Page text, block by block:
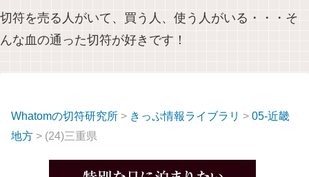
切符を売る人がいて、買う人、使う人がいる・・・そ
んな血の通った切符が好きです！
Whatomの切符研究所 > きっぷ情報ライブラリ > 05-近畿
地方 > (24)三重県